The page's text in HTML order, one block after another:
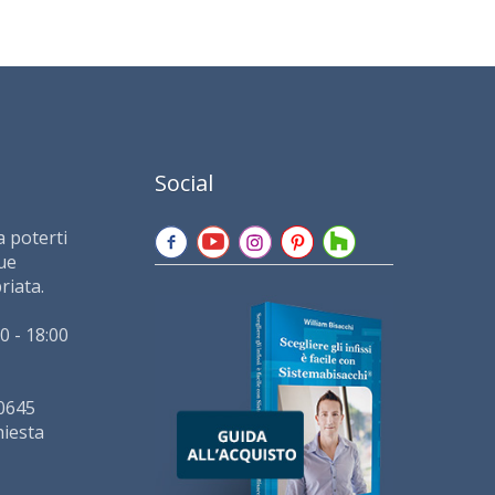
poterti
- 18:00
Social